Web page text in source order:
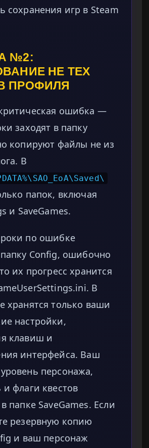
сохранения игр в Steam
№2:
НЕ ТЕХ
ПРОФИЛЯ
ошибка —
заходят в папку
копируют файлы не из
В
папок, включая
и SaveGames.
по ошибке
Config, ошибочно
их прогресс хранится
В
хранятся только ваши
настройки,
клавиш и
интерфейса. Ваш
персонажа,
и флаги квестов
папке SaveGames. Если
резервную копию
и ваш персонаж